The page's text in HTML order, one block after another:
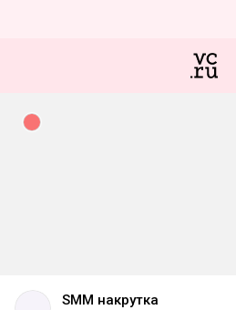
SMM накрутка